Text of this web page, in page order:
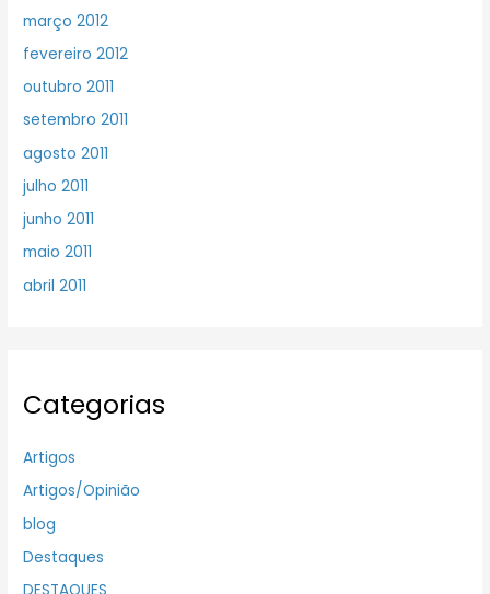
março 2012
fevereiro 2012
outubro 2011
setembro 2011
agosto 2011
julho 2011
junho 2011
maio 2011
abril 2011
Categorias
Artigos
Artigos/Opinião
blog
Destaques